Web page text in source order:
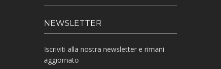
NEWSLETTER
Iscriviti alla nostra newsletter e rimani
aggiornato